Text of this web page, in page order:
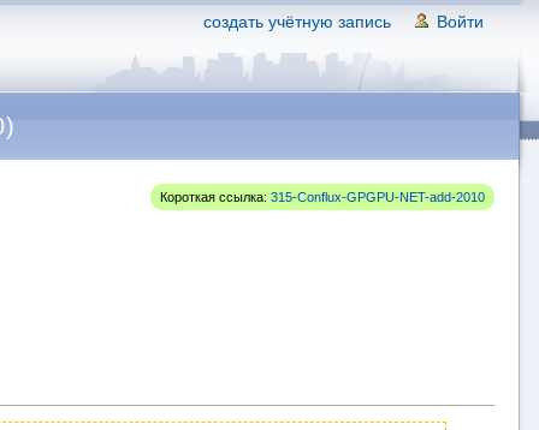
создать учётную запись Войти
Короткая ссылка: 315-Conflux-GPGPU-NET-add-2010